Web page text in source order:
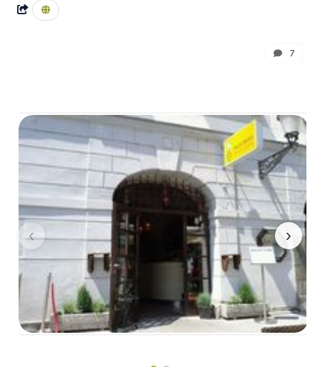
7
‹ ›